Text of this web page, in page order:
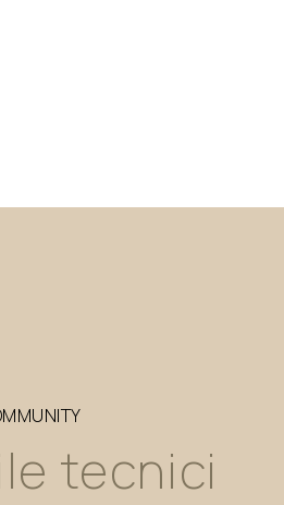
tecnici